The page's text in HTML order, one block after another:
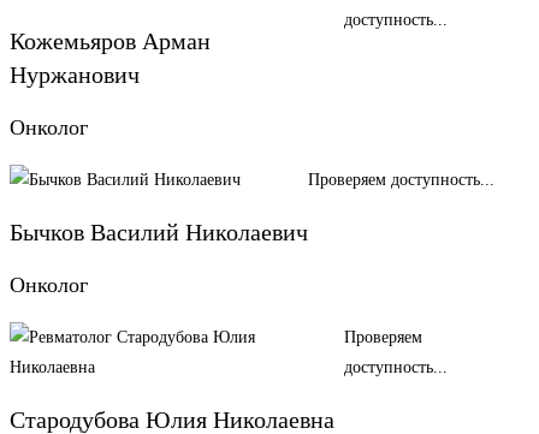
Кожемьяров Арман
Нуржанович
Онколог
доступность...
Бычков Василий Николаевич
Онколог
Проверяем доступность...
Стародубова Юлия Николаевна
Проверяем
доступность...